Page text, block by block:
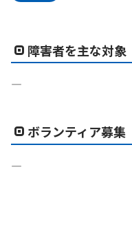
障害者を主な対象
―
ボランティア募集
―